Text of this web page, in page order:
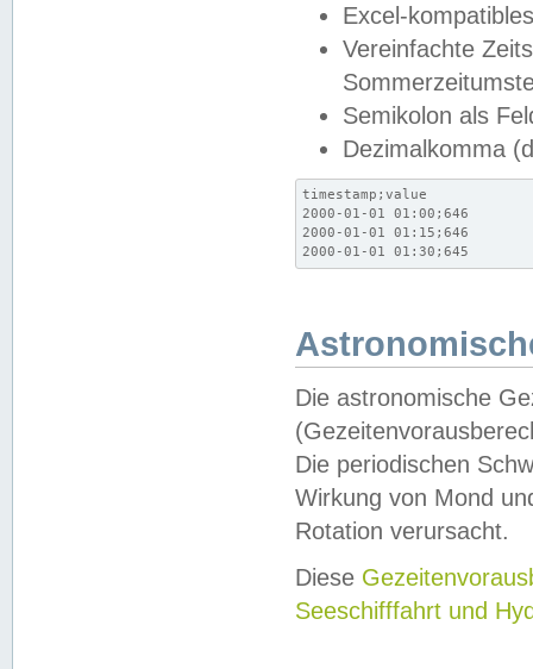
Excel-
Vereinfachte
Semikolon als
Dezimalkomma
timestamp;value
2000-01-01 01:00;646
2000-01-01 01:15;646
2000-01-01 01:30;645
Die astronomische
Die periodischen
Wirkung von Mond
Rotation verursacht.
Diese
Seeschifffahrt und